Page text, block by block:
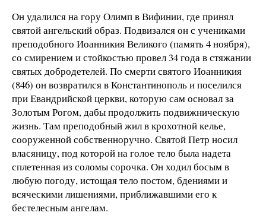
Он удалился на гору Олимп в Вифинии, где принял
святой ангельский образ. Подвизался он с учениками
преподобного Иоанникия Великого (память 4 ноября),
со смирением и стойкостью провел 34 года в стяжании
святых добродетелей. По смерти святого Иоанникия
(846) он возвратился в Константинополь и поселился
при Евандрийской церкви, которую сам основал за
Золотым Рогом, дабы продолжить подвижническую
жизнь. Там преподобный жил в крохотной келье,
сооруженной собственноручно. Святой Петр носил
власяницу, под которой на голое тело была надета
сплетенная из соломы сорочка. Он ходил босым в
любую погоду, истощая тело постом, бдениями и
всяческими лишениями, приближавшими его к
бестелесным ангелам.